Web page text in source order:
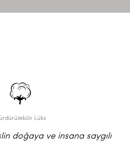
Lüks
doğaya ve insana saygılı